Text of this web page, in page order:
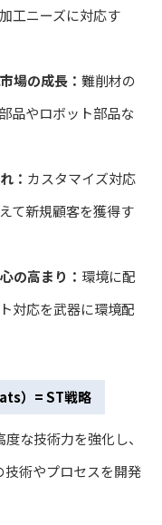
工ニーズに対応す
場の成長： 難削材の
品やロボット部品な
： カスタマイズ対応
て新規顧客を獲得す
の高まり： 環境に配
対応を武器に環境配
）= ST戦略
度な技術力を強化し、
術やプロセスを開発